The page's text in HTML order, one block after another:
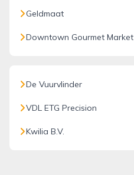
Geldmaat
Downtown Gourmet Market
De Vuurvlinder
VDL ETG Precision
Kwilia B.V.